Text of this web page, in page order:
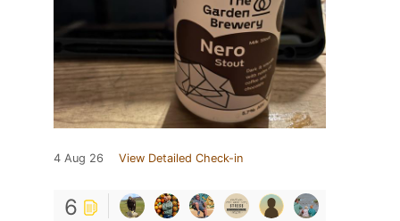
4 Aug 26 View Detailed Check-in
6